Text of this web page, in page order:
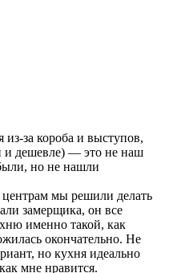
из-за короба и выступов,
и дешевле) — это не наш
но не нашли
мы решили делать
замерщика, он все
именно такой, как
окончательно. Не
но кухня идеально
мне нравится.